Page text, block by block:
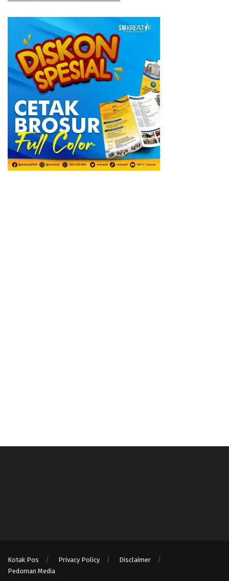
Kotak Pos Privacy Policy
Disclaimer
Pedoman Media